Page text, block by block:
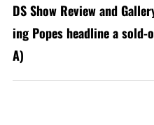
DS Show Review and
ing Popes headline a
A)